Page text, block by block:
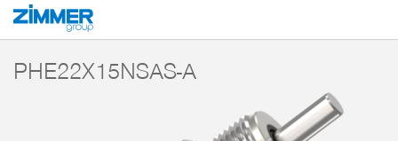
Démarrage Produits
PHE22X15NSAS-A